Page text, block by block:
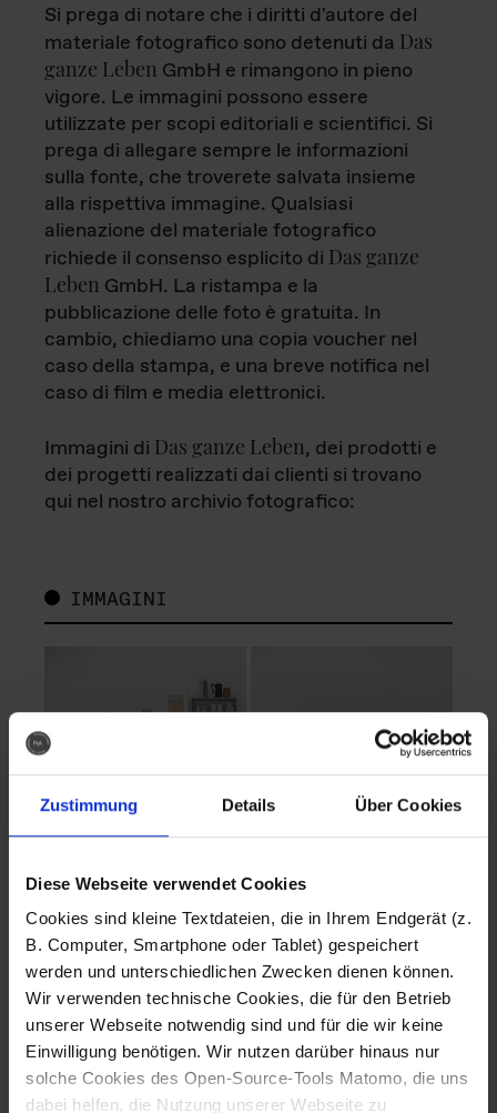
Zustimmung Details Über Cookies
Diese Webseite verwendet Cookies
Cookies sind kleine Textdateien, die in Ihrem Endgerät (z.
B. Computer, Smartphone oder Tablet) gespeichert
werden und unterschiedlichen Zwecken dienen können.
Wir verwenden technische Cookies, die für den Betrieb
unserer Webseite notwendig sind und für die wir keine
Einwilligung benötigen. Wir nutzen darüber hinaus nur
solche Cookies des Open-Source-Tools Matomo, die uns
dabei helfen, die Nutzung unserer Webseite zu
Si prega di notare che i diritti d'autore del
materiale fotografico sono detenuti da Das
ganze Leben GmbH e rimangono in pieno
vigore. Le immagini possono essere
utilizzate per scopi editoriali e scientifici. Si
prega di allegare sempre le informazioni
sulla fonte, che troverete salvata insieme
alla rispettiva immagine. Qualsiasi
alienazione del materiale fotografico
richiede il consenso esplicito di Das ganze
Leben GmbH. La ristampa e la
pubblicazione delle foto è gratuita. In
cambio, chiediamo una copia voucher nel
caso della stampa, e una breve notifica nel
caso di film e media elettronici.
Immagini di Das ganze Leben, dei prodotti e
dei progetti realizzati dai clienti si trovano
qui nel nostro archivio fotografico:
IMMAGINI
Fotografo: Lorenz
Sternbach
Download
Fotografo: Lorenz
Sternbach
Download